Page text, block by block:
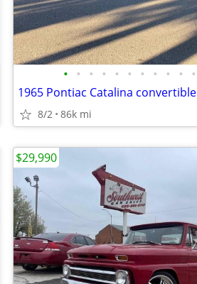
• • • • • • • • • • •
1965 Pontiac Catalina convertible
8/2 86k mi
$29,990